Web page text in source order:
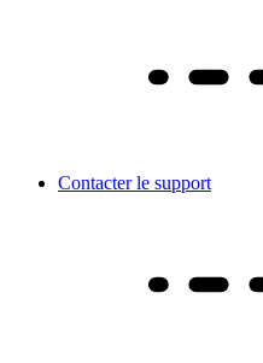
Contacter le support